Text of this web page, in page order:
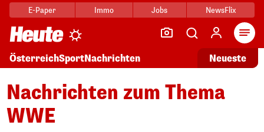
E-Paper Immo Jobs NewsFlix
ÖsterreichSportNachrichten Neueste
Nachrichten zum Thema
WWE